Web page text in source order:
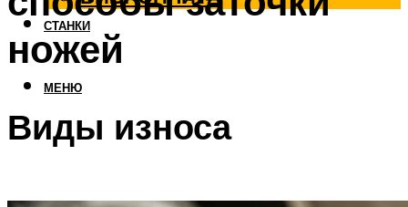
СТАНКИ
МЕНЮ
ножей
Виды износа